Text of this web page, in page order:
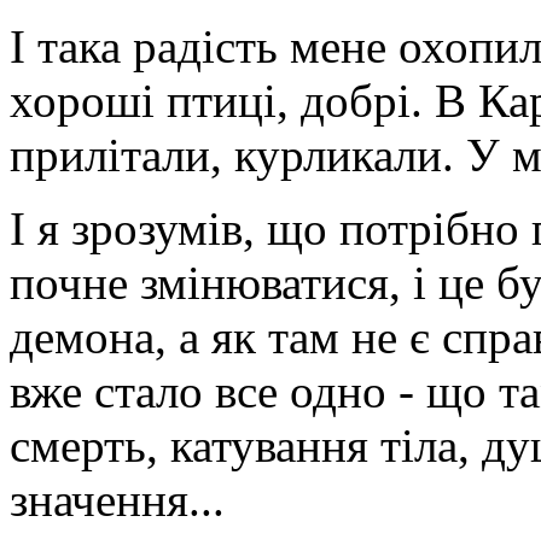
І така радість мене
хороші птиці, добрі. В
прилітали, курликали. У
І я зрозумів, що потрібно
почне змінюватися, і це
демона, а як там не є
вже стало все одно - що
смерть, катування тіла,
значення...